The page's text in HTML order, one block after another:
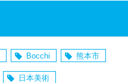
Bocchi 熊本市
日本美術